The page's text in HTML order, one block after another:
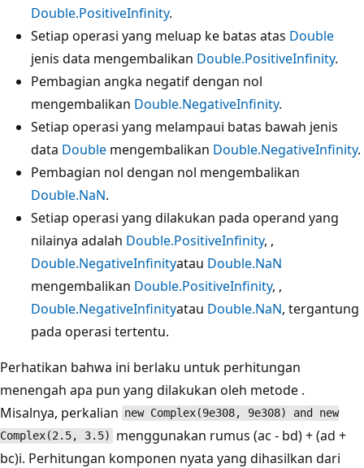
Double.PositiveInfinity.
Setiap operasi yang meluap ke batas atas Double
jenis data mengembalikan Double.PositiveInfinity.
Pembagian angka negatif dengan nol
mengembalikan Double.NegativeInfinity.
Setiap operasi yang melampaui batas bawah jenis
data Double mengembalikan Double.NegativeInfinity.
Pembagian nol dengan nol mengembalikan
Double.NaN.
Setiap operasi yang dilakukan pada operand yang
nilainya adalah Double.PositiveInfinity, ,
Double.NegativeInfinityatau Double.NaN
mengembalikan Double.PositiveInfinity, ,
Double.NegativeInfinityatau Double.NaN, tergantung
pada operasi tertentu.
Perhatikan bahwa ini berlaku untuk perhitungan
menengah apa pun yang dilakukan oleh metode .
Misalnya, perkalian new Complex(9e308, 9e308) and new
Complex(2.5, 3.5)
menggunakan rumus (ac - bd) + (ad +
bc)i. Perhitungan komponen nyata yang dihasilkan dari